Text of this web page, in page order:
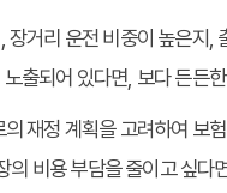
장거리 운전 비중이 높은지
출되어 있다면, 보다 든든
재정 계획을 고려하여 보
비용 부담을 줄이고 싶다